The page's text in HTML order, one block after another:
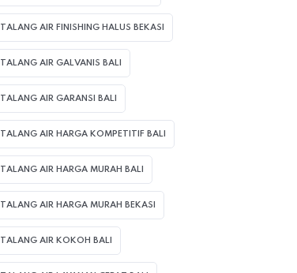
TALANG AIR FINISHING HALUS BEKASI
TALANG AIR GALVANIS BALI
TALANG AIR GARANSI BALI
TALANG AIR HARGA KOMPETITIF BALI
TALANG AIR HARGA MURAH BALI
TALANG AIR HARGA MURAH BEKASI
TALANG AIR KOKOH BALI